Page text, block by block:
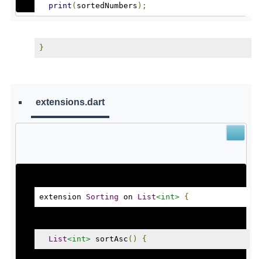
print ( sortedNumbers );
}
extensions.dart
extension Sorting on List<int> {
List<int> sortAsc () {